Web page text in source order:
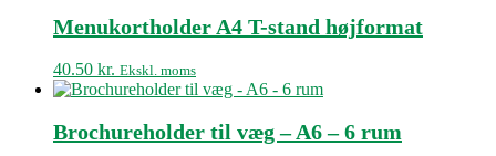
Menukortholder A4 T-stand højformat
40.50 kr. Ekskl. moms
Brochureholder til væg – A6 – 6 rum